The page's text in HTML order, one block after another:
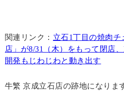
関連リンク： 立石1丁目の焼肉
店」が8/31（木）をもって閉店
開発もじわじわと動き出す
牛繁 京成立石店の跡地になりま